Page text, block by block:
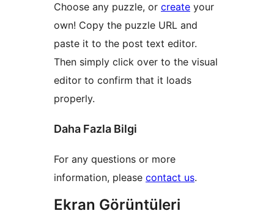
Choose any puzzle, or create your
own! Copy the puzzle URL and
paste it to the post text editor.
Then simply click over to the visual
editor to confirm that it loads
properly.
Daha Fazla Bilgi
For any questions or more
information, please contact us.
Ekran Görüntüleri